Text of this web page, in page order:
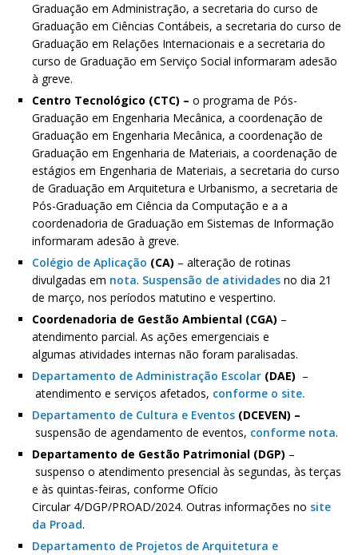
Graduação em Administração, a secretaria do curso de
Graduação em Ciências Contábeis, a secretaria do curso de
Graduação em Relações Internacionais e a secretaria do
curso de Graduação em Serviço Social informaram adesão
à greve.
Centro Tecnológico (CTC) – o programa de Pós-
Graduação em Engenharia Mecânica, a coordenação de
Graduação em Engenharia Mecânica, a coordenação de
Graduação em Engenharia de Materiais, a coordenação de
estágios em Engenharia de Materiais, a secretaria do curso
de Graduação em Arquitetura e Urbanismo, a secretaria de
Pós-Graduação em Ciência da Computação e a a
coordenadoria de Graduação em Sistemas de Informação
informaram adesão à greve.
Colégio de Aplicação (CA) – alteração de rotinas
divulgadas em nota. Suspensão de atividades no dia 21
de março, nos períodos matutino e vespertino.
Coordenadoria de Gestão Ambiental (CGA) –
atendimento parcial. As ações emergenciais e
algumas atividades internas não foram paralisadas.
Departamento de Administração Escolar (DAE) –
atendimento e serviços afetados, conforme o site.
Departamento de Cultura e Eventos (DCEVEN) –
suspensão de agendamento de eventos, conforme nota.
Departamento de Gestão Patrimonial (DGP) –
suspenso o atendimento presencial às segundas, às terças
e às quintas-feiras, conforme Ofício
Circular 4/DGP/PROAD/2024. Outras informações no site
da Proad.
Departamento de Projetos de Arquitetura e